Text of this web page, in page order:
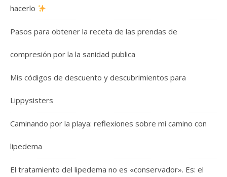
hacerlo
Pasos para obtener la receta de las prendas de
compresión por la la sanidad publica
Mis códigos de descuento y descubrimientos para
Lippysisters
Caminando por la playa: reflexiones sobre mi camino con
lipedema
El tratamiento del lipedema no es «conservador». Es: el